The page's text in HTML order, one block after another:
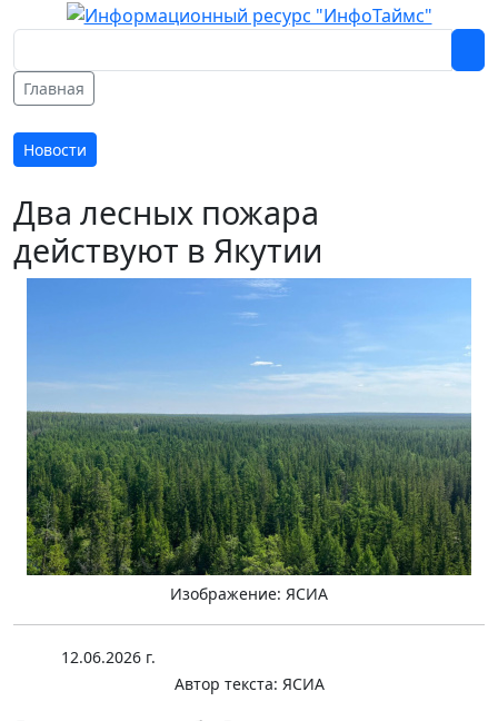
Главная
Новости
Два лесных пожара
действуют в Якутии
Изображение: ЯСИА
12.06.2026 г.
Автор текста: ЯСИА